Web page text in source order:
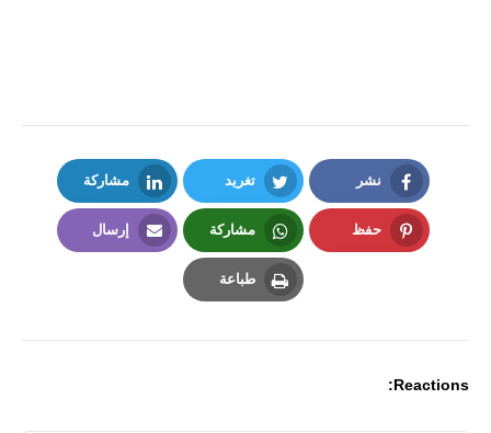
نشر
Facebook
تغريد
Twitter
مشاركة
LinkedIn
حفظ مشاركة
Whatsapp
إرسال
طباعة
Reactions: